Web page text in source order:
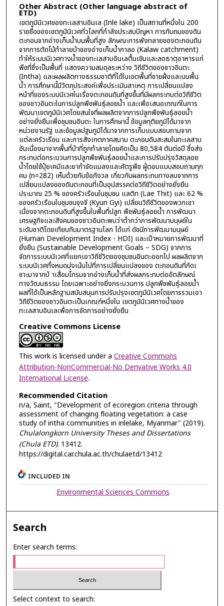
Other Abstract (Other language abstract of
ETD)
เขตภูมินิเวศของทะเลสาบอินเล (Inle lake) เป็นสถานที่หนึ่งใน 200
รายชื่อของเขตภูมินิเวศทั่วโลกที่กำลังประสบปัญหา การทับถมของดิน
ตะกอนจากอ่างเก็บน้ำบนพื้นที่สูง ลักษณะการพังทลายของตะกอนดิน
จากการตัดไม้ทำลายป่าของอ่างเก็บน้ำกาลอ (Kalaw catchment)
ทำให้ระบบนิเวศทางน้ำของทะเลสาบอินเลตื้นเขินและลดธาตุอาหารแก่
พืชที่ซึ่งเป็นพื้นที่ แสดงความสมดุลระหว่าง วิถีชีวิตของชาวอินตะ
(Intha) และผลผลิตทางธรรมชาติที่ได้ในเขตพื้นที่ชายฝั่งและบนพื้น
น้ำ การศึกษานี้มีวัตถุประสงค์เพื่อประเมินสาเหตุ การเปลี่ยนแปลง
หน้าที่ของระบบนิเวศในเรื่องตะกอนดินที่สูงขึ้นที่มีผลกระทบต่อวิถีชีวิต
ของชาวอินตะในการปลูกพืชพันธุ์ลอยน้ำ และเพื่อเสนอเกณฑ์ในการ
พัฒนาเขตภูมินิเวศโดยสนใจที่ผลผลิตจากการปลูกพืชพันธุ์ลอยน้ำ
อย่างยั่งยืนเพื่อชุมชนอินตะ ในการศึกษานี้ ข้อมูลทุติยภูมิได้มาจาก
หน่วยงานรัฐ และข้อมูลปฐมภูมิได้มาจากการเก็บแบบสอบถามจาก
แต่ละครัวเรือน และการสังเกตภาคสนาม ตะกอนดินสะสมในทะเลสาบ
อันเนื่องมาจากพื้นที่ป่าที่ถูกทำลายโดยคิดเป็น 80,584 ตันต่อปี ซึ่งส่ง
กระทบต่อกระบวนการปลูกพืชพันธุ์ลอยน้ำและการปรับปรุงวัสดุลอย
น้ำโดยใช้ปุ๋ยเคมีและยากำจัดแมลงและศัตรูพืช ผู้ตอบแบบสอบถามทุก
คน (n=282) เห็นด้วยกับข้อกังวล เกี่ยวกับผลกระทบทางลบจากการ
เปลี่ยนแปลงของดินตะกอนที่เป็นอุปสรรคต่อวิถีชีวิตอย่างยั่งยืน
ประมาณ 25 % ของครัวเรือนในชุมชน แลติท (Lae Thit) และ 62 %
ของครัวเรือนในชุมชนจุงจี (Kyun Gyi) เปลี่ยนวิถีชีวิตของพวกเขา
เนื่องจากตะกอนดินที่สูงขึ้นในพื้นที่ปลูก พืชพันธุ์ลอยน้ำ การพัฒนา
เศรษฐกิจและสังคมของชาวอินตะพบว่าต่ำกว่าการพัฒนามนุษย์ใน
ระดับชาติโดยเทียบกับมาตรฐานโลก ได้แก่ ดัชนีการพัฒนามนุษย์
(Human Development Index - HDI) และเป้าหมายการพัฒนาที่
ยั่งยืน (Sustainable Development Goals – SDG) จากการ
จัดการระบบนิเวศที่แยกเอาวิถีชีวิตของชุมชนอินตะออกไป ผลผลิตจาก
ระบบนิเวศทั้งหมดมุ่งเน้นไปที่การเปลี่ยนแปลงของ ตะกอนดินที่กัดเ
ซาะมาจากป่ าเสื่อมโทรมจากอ่างเก็บน้ำที่ส่งผลกระทบต่ออัตลักษณ์
ทางวัฒนธรรม โดยเฉพาะอย่างยิ่งกระบวนการ ปลูกพืชพันธุ์ลอยน้ำ
ผลที่ได้เป็นหลักฐานสนับสนุนการปรับปรุงเขตภูมินิเวศโดยการรวมเอา
วิถีชีวิตของชาวอินตะเป็นเกณฑ์หนึ่งใน เขตภูมินิเวศทางน้ำของ
ทะเลสาบอินเลเพื่อการจัดการอย่างยั่งยืน
Creative Commons License
This work is licensed under a Creative Commons
Attribution-NonCommercial-No Derivative Works 4.0
International License.
Recommended Citation
n/a, Saint, "Development of ecoregion criteria through
assessment of changing floating vegetation: a case
study of intha communities in inlelake, Myanmar" (2019).
Chulalongkorn University Theses and Dissertations
(Chula ETD). 13412.
https://digital.car.chula.ac.th/chulaetd/13412
INCLUDED IN
Environmental Sciences Commons
Search
Enter search terms:
Select context to search: